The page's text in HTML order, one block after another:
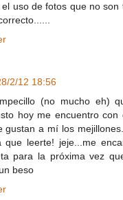
el uso de fotos que no
2/12 18:56
(no mucho eh)
hoy me encuentro con
gustan a mí los
que leerte! jeje...me
para la próxima vez
beso